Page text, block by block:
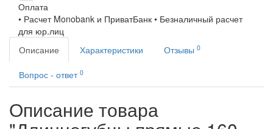
Оплата
• Расчет Monobank и ПриватБанк • Безналичный расчет
для юр.лиц
Описание
Характеристики Отзывы 0
Вопрос - ответ 0
Описание товара